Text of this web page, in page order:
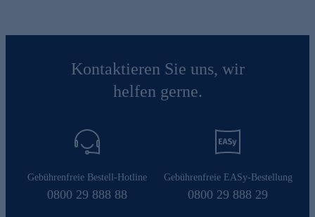
Kontaktieren Sie uns, wir
helfen gerne.
Gebührenfreie Bestell-Hotline
0800 29 888 88
Gebührenfreie EASy-Bestellung
0800 29 888 29